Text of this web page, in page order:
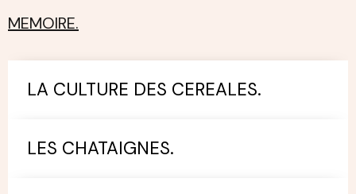
MEMOIRE.
LA CULTURE DES CEREALES.
LES CHATAIGNES.